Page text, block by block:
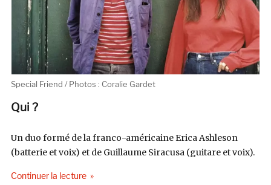
Special Friend / Photos : Coralie Gardet
Qui ?
Un duo formé de la franco-américaine Erica Ashleson
(batterie et voix) et de Guillaume Siracusa (guitare et voix).
Continuer la lecturede « Sous Surveillance : Special Friend »